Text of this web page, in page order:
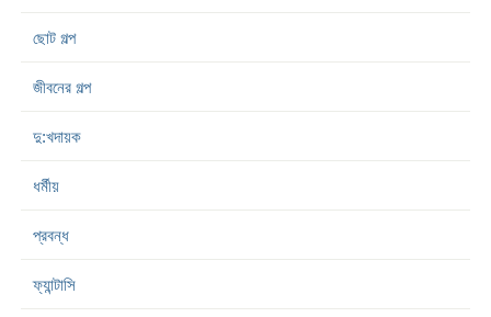
ছোট গল্প
জীবনের গল্প
দু:খদায়ক
ধর্মীয়
প্রবন্ধ
ফ্যান্টাসি